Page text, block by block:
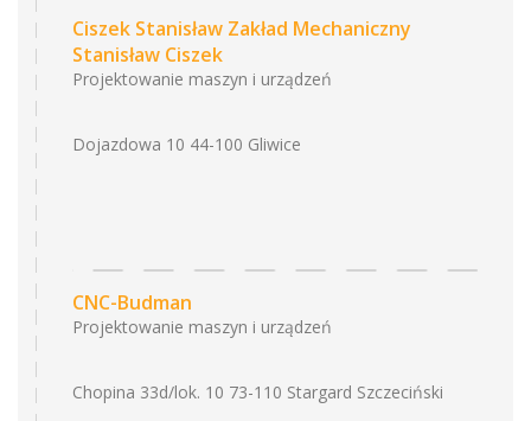
Ciszek Stanisław Zakład Mechaniczny
Stanisław Ciszek
Projektowanie maszyn i urządzeń
Dojazdowa 10 44-100 Gliwice
CNC-Budman
Projektowanie maszyn i urządzeń
Chopina 33d/lok. 10 73-110 Stargard Szczeciński